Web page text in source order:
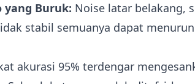
yang Buruk: Noise latar belakang,
stabil semuanya dapat
akurasi 95% terdengar